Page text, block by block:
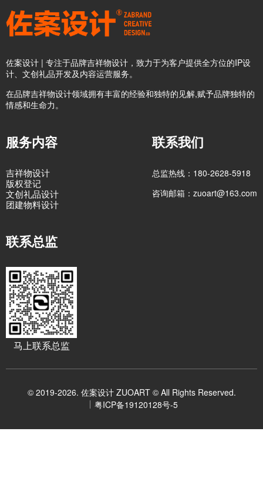
佐案设计 | 专注于品牌吉祥物设计，致力于为客户提供全方位的IP设
计、文创礼品开发及内容运营服务。
在品牌吉祥物设计领域拥有丰富的经验和独特的见解,赋予品牌独特的
情感和生命力。
服务内容
吉祥物设计
版权登记
文创礼品设计
团建物料设计
联系我们
总监热线：180-2628-5918
咨询邮箱：zuoart@163.com
联系总监
马上联系总监
© 2019-2026. 佐案设计 ZUOART © All Rights Reserved.
粤ICP备19120128号-5